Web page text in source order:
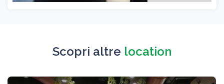
Scopri altre location